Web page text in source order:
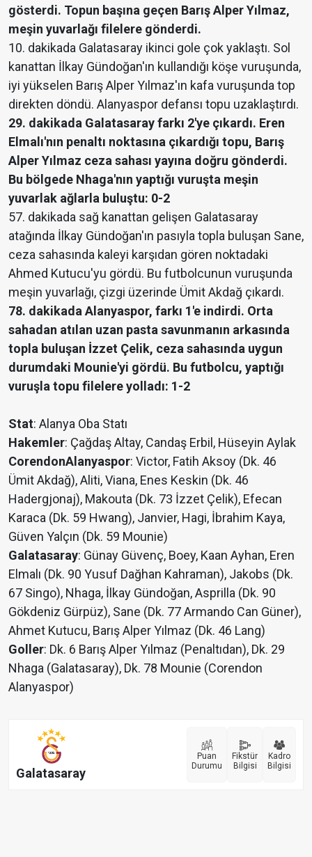
gösterdi. Topun başına geçen Barış Alper Yılmaz,
meşin yuvarlağı filelere gönderdi.
10. dakikada Galatasaray ikinci gole çok yaklaştı. Sol
kanattan İlkay Gündoğan'ın kullandığı köşe vuruşunda,
iyi yükselen Barış Alper Yılmaz'ın kafa vuruşunda top
direkten döndü. Alanyaspor defansı topu uzaklaştırdı.
29. dakikada Galatasaray farkı 2'ye çıkardı. Eren
Elmalı'nın penaltı noktasına çıkardığı topu, Barış
Alper Yılmaz ceza sahası yayına doğru gönderdi.
Bu bölgede Nhaga'nın yaptığı vuruşta meşin
yuvarlak ağlarla buluştu: 0-2
57. dakikada sağ kanattan gelişen Galatasaray
atağında İlkay Gündoğan'ın pasıyla topla buluşan Sane,
ceza sahasında kaleyi karşıdan gören noktadaki
Ahmed Kutucu'yu gördü. Bu futbolcunun vuruşunda
meşin yuvarlağı, çizgi üzerinde Ümit Akdağ çıkardı.
78. dakikada Alanyaspor, farkı 1'e indirdi. Orta
sahadan atılan uzan pasta savunmanın arkasında
topla buluşan İzzet Çelik, ceza sahasında uygun
durumdaki Mounie'yi gördü. Bu futbolcu, yaptığı
vuruşla topu filelere yolladı: 1-2
Stat: Alanya Oba Statı
Hakemler: Çağdaş Altay, Candaş Erbil, Hüseyin Aylak
CorendonAlanyaspor: Victor, Fatih Aksoy (Dk. 46
Ümit Akdağ), Aliti, Viana, Enes Keskin (Dk. 46
Hadergjonaj), Makouta (Dk. 73 İzzet Çelik), Efecan
Karaca (Dk. 59 Hwang), Janvier, Hagi, İbrahim Kaya,
Güven Yalçın (Dk. 59 Mounie)
Galatasaray: Günay Güvenç, Boey, Kaan Ayhan, Eren
Elmalı (Dk. 90 Yusuf Dağhan Kahraman), Jakobs (Dk.
67 Singo), Nhaga, İlkay Gündoğan, Asprilla (Dk. 90
Gökdeniz Gürpüz), Sane (Dk. 77 Armando Can Güner),
Ahmet Kutucu, Barış Alper Yılmaz (Dk. 46 Lang)
Goller: Dk. 6 Barış Alper Yılmaz (Penaltıdan), Dk. 29
Nhaga (Galatasaray), Dk. 78 Mounie (Corendon
Alanyaspor)
Galatasaray
Puan
Durumu
Fikstür
Bilgisi
Kadro
Bilgisi